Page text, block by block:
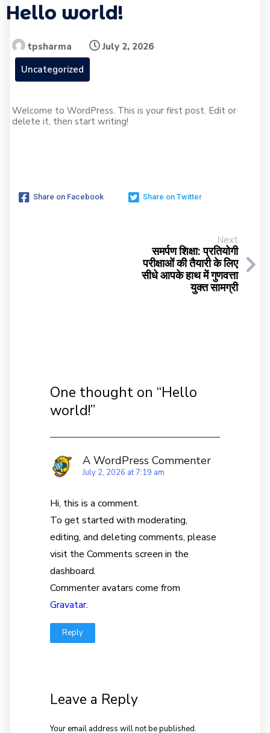
Hello world!
tpsharma
July 2, 2026
Uncategorized
Welcome to WordPress. This is your first post. Edit or
delete it, then start writing!
Share on Facebook Share on Twitter
Next
समर्पण शिक्षा: प्रतियोगी
परीक्षाओं की तैयारी के लिए
सीधे आपके हाथ में गुणवत्ता
युक्त सामग्री
One thought on “Hello
world!”
A WordPress Commenter
July 2, 2026 at 7:19 am
Hi, this is a comment.
To get started with moderating,
editing, and deleting comments, please
visit the Comments screen in the
dashboard.
Commenter avatars come from
Gravatar.
Reply
Leave a Reply
Your email address will not be published.